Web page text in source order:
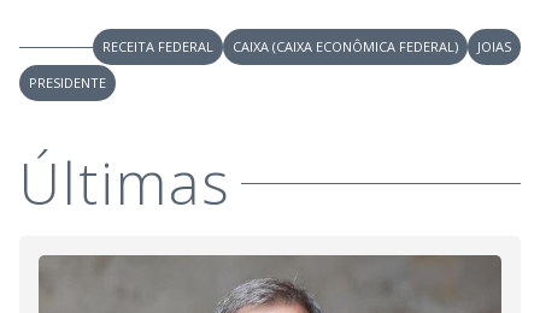
RECEITA FEDERAL CAIXA (CAIXA ECONÔMICA FEDERAL)
JOIAS
PRESIDENTE
Últimas